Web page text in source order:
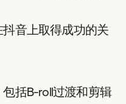
音上取得成功的关
括B-roll过渡和剪辑